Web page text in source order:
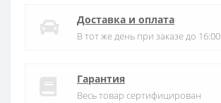
Доставка и оплата
В тот же день при заказе до 16:00
Гарантия
Весь товар сертифицирован